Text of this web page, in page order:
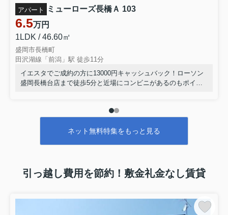
アパート ミューローズ長橋Ａ 103
6.5万円
1LDK / 46.60㎡
盛岡市長橋町
田沢湖線「前潟」駅 徒歩11分
イエスタでご成約の方に13000円キャッシュバック！ローソン
盛岡長橋台店まで徒歩5分と近場にコンビニがあるのもポイン
始めましょう♪019-681-1717からイエスタ盛岡店までお問い合
ネット無料特集をもっと見る
引っ越し費用を節約！敷金礼金なし賃貸